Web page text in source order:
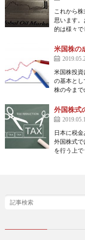
これから
思います
的は様々
米国株の
米国株投
の基本と
株の今ま
外国株式
日本に税
外国株式
を行う上